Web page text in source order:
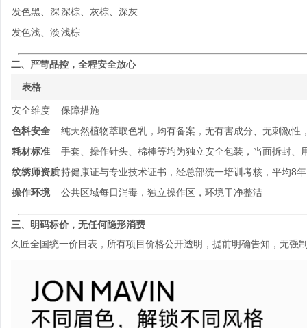
发色黑、深深棕、灰棕、深灰
发色浅、淡浅棕
二、严苛品控，全程安全放心
表格
安全维度
保障措施
色料安全
纯天然植物萃取色乳，均有备案，无有害成分、无刺激性
耗材标准
手套、操作针头、棉棒等均为独立安全包装，当面拆封、
纹绣师资质持健康证与专业技术证书，经总部统一培训考核，平均8
操作环境
公共区域每日消毒，独立操作区，环境干净整洁
三、明码标价，无任何隐形消费
久匠全国统一价目表，所有项目价格公开透明，提前明确告知，无